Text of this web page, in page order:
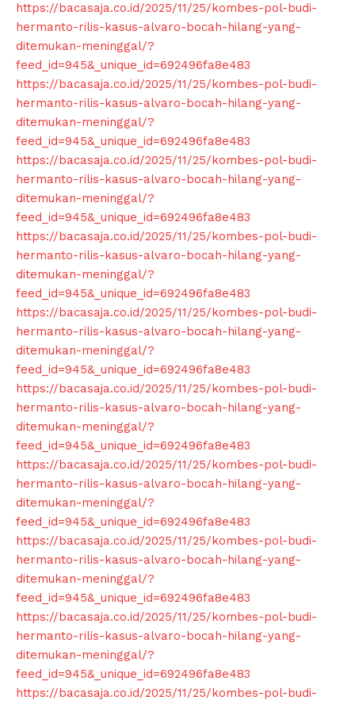
News Week
Magazine PRO
SUBSCRIBE NOW
Company
https://bacasaja.co.id/2025/11/25/kombes-pol-budi-
hermanto-rilis-kasus-alvaro-bocah-hilang-yang-
ditemukan-meninggal/?
feed_id=945&_unique_id=692496fa8e483
https://bacasaja.co.id/2025/11/25/kombes-pol-budi-
hermanto-rilis-kasus-alvaro-bocah-hilang-yang-
ditemukan-meninggal/?
feed_id=945&_unique_id=692496fa8e483
https://bacasaja.co.id/2025/11/25/kombes-pol-budi-
hermanto-rilis-kasus-alvaro-bocah-hilang-yang-
ditemukan-meninggal/?
feed_id=945&_unique_id=692496fa8e483
https://bacasaja.co.id/2025/11/25/kombes-pol-budi-
hermanto-rilis-kasus-alvaro-bocah-hilang-yang-
ditemukan-meninggal/?
feed_id=945&_unique_id=692496fa8e483
https://bacasaja.co.id/2025/11/25/kombes-pol-budi-
hermanto-rilis-kasus-alvaro-bocah-hilang-yang-
ditemukan-meninggal/?
feed_id=945&_unique_id=692496fa8e483
https://bacasaja.co.id/2025/11/25/kombes-pol-budi-
hermanto-rilis-kasus-alvaro-bocah-hilang-yang-
ditemukan-meninggal/?
feed_id=945&_unique_id=692496fa8e483
https://bacasaja.co.id/2025/11/25/kombes-pol-budi-
hermanto-rilis-kasus-alvaro-bocah-hilang-yang-
ditemukan-meninggal/?
feed_id=945&_unique_id=692496fa8e483
https://bacasaja.co.id/2025/11/25/kombes-pol-budi-
hermanto-rilis-kasus-alvaro-bocah-hilang-yang-
ditemukan-meninggal/?
feed_id=945&_unique_id=692496fa8e483
https://bacasaja.co.id/2025/11/25/kombes-pol-budi-
hermanto-rilis-kasus-alvaro-bocah-hilang-yang-
ditemukan-meninggal/?
feed_id=945&_unique_id=692496fa8e483
https://bacasaja.co.id/2025/11/25/kombes-pol-budi-